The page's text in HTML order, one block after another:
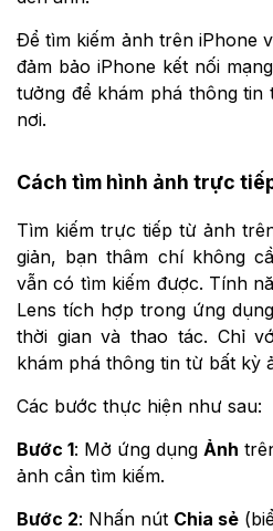
Để tìm kiếm ảnh trên iPhone
đảm bảo iPhone kết nối
tưởng để khám phá thông
nơi.
Cách tìm hình ảnh trực
Tìm kiếm trực tiếp từ ảnh
giản, bạn thâm chí không
vẫn có tìm kiếm được. Tính
Lens tích hợp trong ứng
thời gian và thao tác. Chỉ
khám phá thông tin từ bất kỳ
Các bước thực hiện như sau:
Bước 1: Mở ứng dụng Ảnh
ảnh cần tìm kiếm.
Bước 2: Nhấn nút Chia sẻ